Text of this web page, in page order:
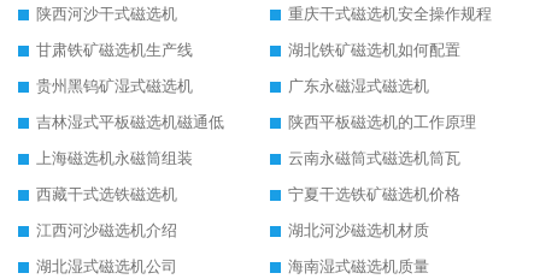
陕西河沙干式磁选机
重庆干式磁选机安全操作规程
甘肃铁矿磁选机生产线
湖北铁矿磁选机如何配置
贵州黑钨矿湿式磁选机
广东永磁湿式磁选机
吉林湿式平板磁选机磁通低
陕西平板磁选机的工作原理
上海磁选机永磁筒组装
云南永磁筒式磁选机筒瓦
西藏干式选铁磁选机
宁夏干选铁矿磁选机价格
江西河沙磁选机介绍
湖北河沙磁选机材质
湖北湿式磁选机公司
海南湿式磁选机质量